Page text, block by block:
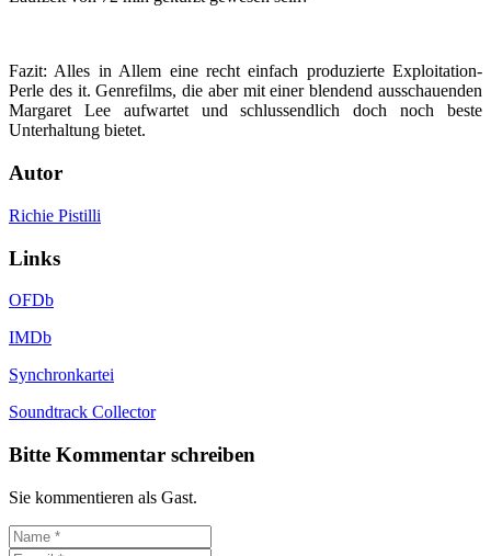
Fazit: Alles in Allem eine recht einfach produzierte Exploitation-
Perle des it. Genrefilms, die aber mit einer blendend ausschauenden
Margaret Lee aufwartet und schlussendlich doch noch beste
Unterhaltung bietet.
Autor
Richie Pistilli
Links
OFDb
IMDb
Synchronkartei
Soundtrack Collector
Bitte Kommentar schreiben
Sie kommentieren als Gast.